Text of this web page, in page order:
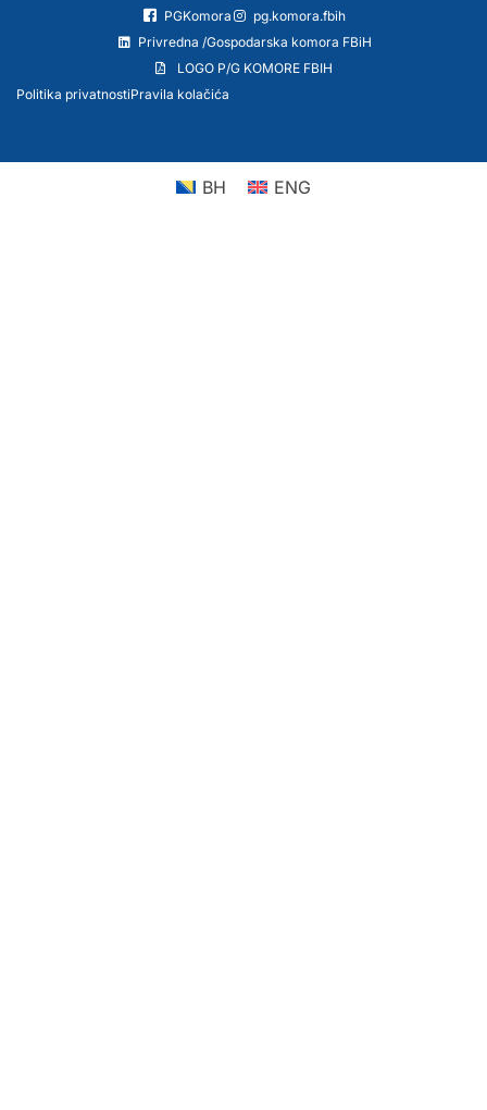
PGKomora
pg.komora.fbih
Privredna /Gospodarska komora FBiH
LOGO P/G KOMORE FBIH
Politika privatnostiPravila kolačića
BH ENG